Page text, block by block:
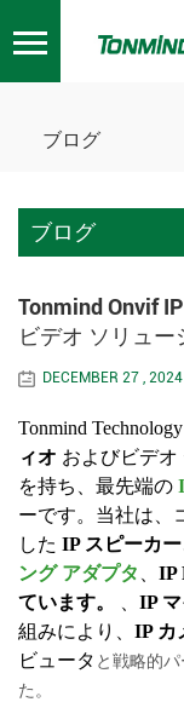
ブログ
ブログ
Tonmind Onvif
ビデオ ソリュ
DECEMBER 27 , 2024
Tonmind
ィオ およびビデオ
を持ち、最先端の
ーです。当社は、
した IP スピーカー
ング アダプタ
IP
ています。
IP
組みにより、 IP カ
ビュータ と戦略的
た。